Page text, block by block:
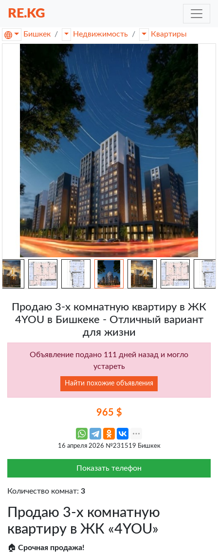
RE.KG
Бишкек Недвижимость Квартиры
Продаю 3-х комнатную квартиру в ЖК
4YOU в Бишкеке - Отличный вариант
для жизни
Объявление подано 111 дней назад и могло
устареть
Найти похожие объявления
965 $
16 апреля 2026 №231519 Бишкек
Показать телефон
Количество комнат: 3
Продаю 3-х комнатную
квартиру в ЖК «4YOU»
🏠 Срочная продажа!